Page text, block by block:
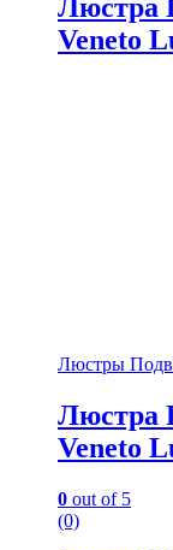
Люстра
Veneto
Люстры
Люстра
Veneto
0 out of 5
(0)